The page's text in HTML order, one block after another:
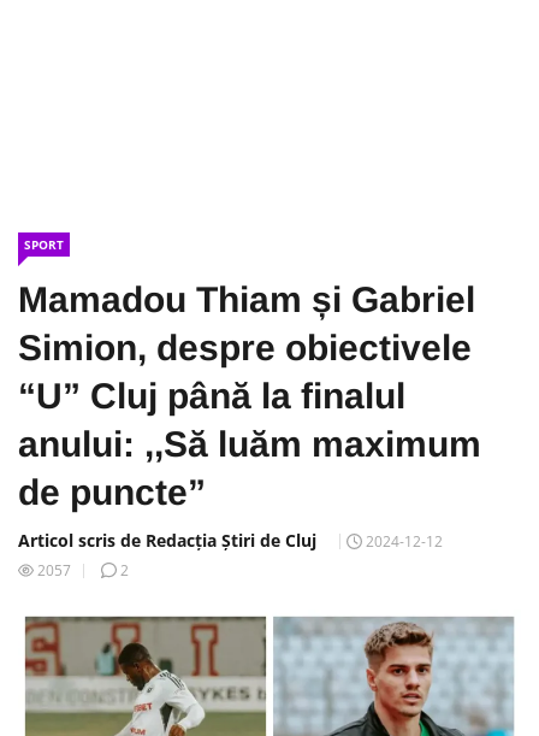
SPORT
Mamadou Thiam și Gabriel
Simion, despre obiectivele
“U” Cluj până la finalul
anului: ,,Să luăm maximum
de puncte”
Articol scris de Redacția Știri de Cluj
2024-12-12
2057
2